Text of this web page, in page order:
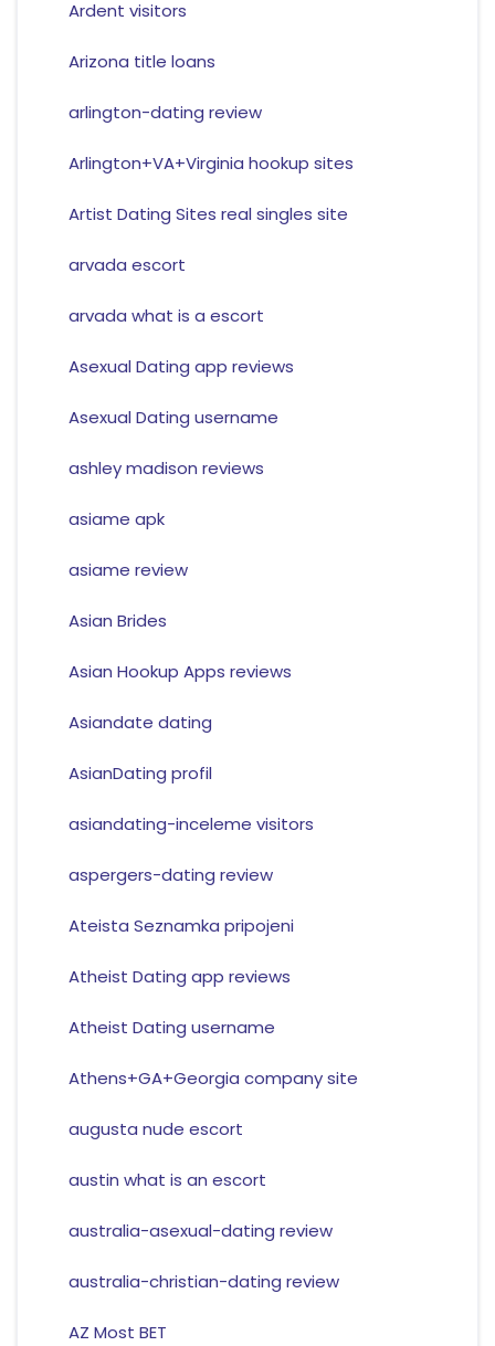
Ardent visitors
Arizona title loans
arlington-dating review
Arlington+VA+Virginia hookup sites
Artist Dating Sites real singles site
arvada escort
arvada what is a escort
Asexual Dating app reviews
Asexual Dating username
ashley madison reviews
asiame apk
asiame review
Asian Brides
Asian Hookup Apps reviews
Asiandate dating
AsianDating profil
asiandating-inceleme visitors
aspergers-dating review
Ateista Seznamka pripojeni
Atheist Dating app reviews
Atheist Dating username
Athens+GA+Georgia company site
augusta nude escort
austin what is an escort
australia-asexual-dating review
australia-christian-dating review
AZ Most BET